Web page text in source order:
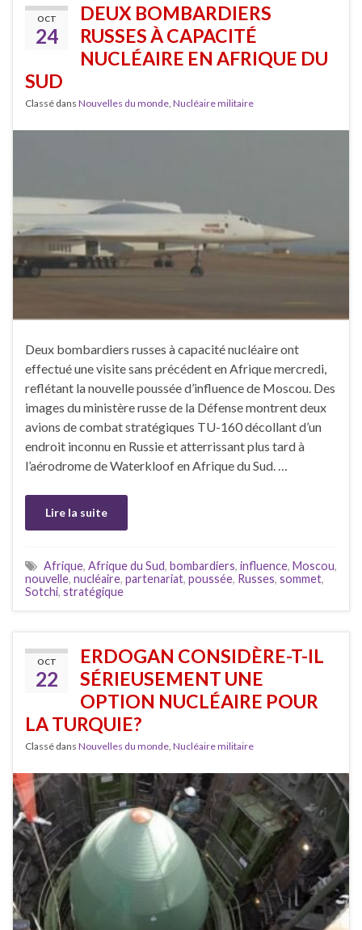
OCT
24
DEUX BOMBARDIERS
RUSSES À CAPACITÉ
NUCLÉAIRE EN AFRIQUE DU
SUD
Classé dans Nouvelles du monde, Nucléaire militaire
Deux bombardiers russes à capacité nucléaire ont
effectué une visite sans précédent en Afrique mercredi,
reflétant la nouvelle poussée d’influence de Moscou. Des
images du ministère russe de la Défense montrent deux
avions de combat stratégiques TU-160 décollant d’un
endroit inconnu en Russie et atterrissant plus tard à
l’aérodrome de Waterkloof en Afrique du Sud. …
Lire la suite
Afrique, Afrique du Sud, bombardiers, influence, Moscou,
nouvelle, nucléaire, partenariat, poussée, Russes, sommet,
Sotchi, stratégique
OCT
22
ERDOGAN CONSIDÈRE-T-IL
SÉRIEUSEMENT UNE
OPTION NUCLÉAIRE POUR
LA TURQUIE?
Classé dans Nouvelles du monde Nucléaire militaire